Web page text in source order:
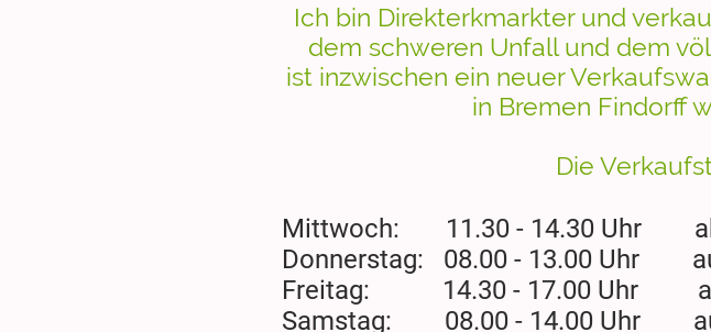
Ich bin Direkterkmarkter und
dem schweren Unfall und dem
ist inzwischen ein neuer
in Bremen Findorff
Die
Mittwoch: 11.30 - 14.30 Uhr
Donnerstag: 08.00 - 13.00 Uhr
Freitag: 14.30 - 17.00 Uhr
Samstag: 08.00 - 14.00 Uhr auf